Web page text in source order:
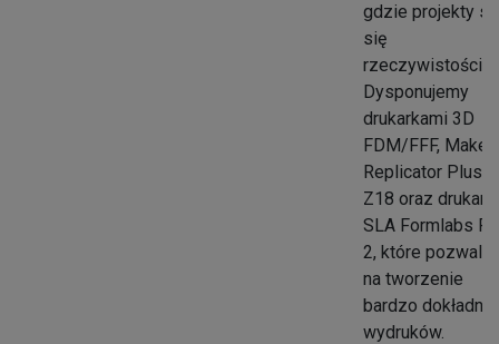
gdzie projekty
się
rzeczywistością.
Dysponujemy
drukarkami 3D
FDM/FFF,
Replicator Plus,
Z18 oraz
SLA Formlabs
2, które
na tworzenie
bardzo
wydruków.